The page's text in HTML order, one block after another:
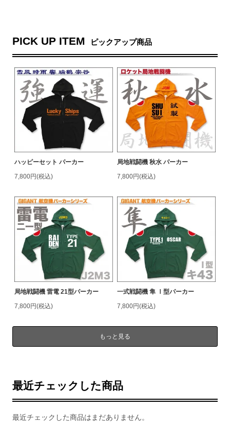
PICK UP ITEM ピックアップ商品
ハッピーセット パーカー
7,800円(税込)
局地戦闘機 秋水 パーカー
7,800円(税込)
局地戦闘機 雷電 21型パーカー
7,800円(税込)
一式戦闘機 隼 Ⅰ型パーカー
7,800円(税込)
もっと見る
最近チェックした商品
最近チェックした商品はまだありません。